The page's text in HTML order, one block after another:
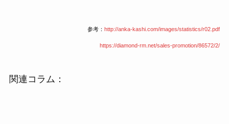
参考：http://anka-kashi.com/images/statistics/r02.pdf
https://diamond-rm.net/sales-promotion/86572/2/
関連コラム：